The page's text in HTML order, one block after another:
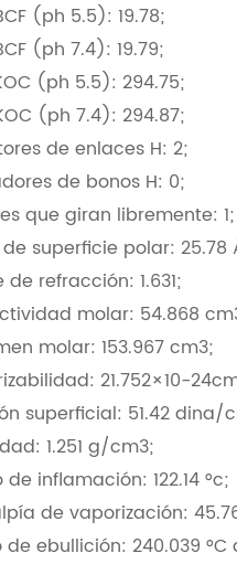
(ph 5.5): 19.78;
(ph 7.4): 19.79;
(ph 5.5): 294.75;
(ph 7.4): 294.87;
de enlaces H: 2;
de bonos H: 0;
que giran libremente: 1;
superficie polar: 25.78
refracción: 1.631;
molar: 54.868
molar: 153.967 cm3;
21.752×10-
superficial: 51.42 dina/
1.251 g/cm3;
inflamación: 122.14 °c;
de vaporización:
de ebullición: 240.039